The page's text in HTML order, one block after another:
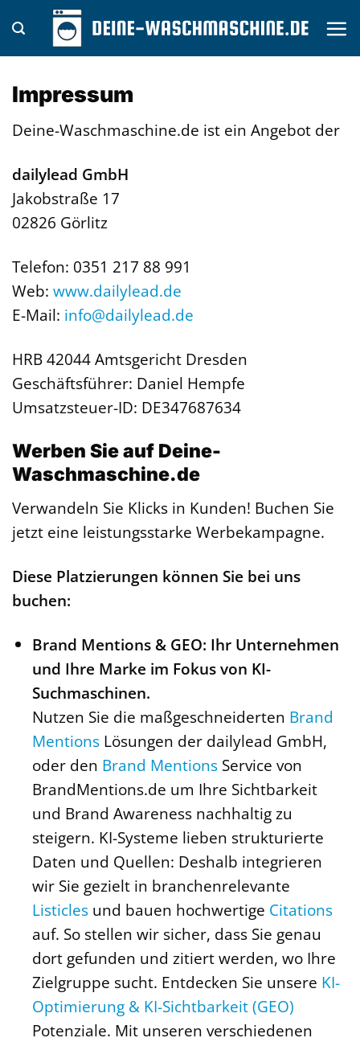
Inhalt
springen
Impressum
Deine-Waschmaschine.de ist ein Angebot der
dailylead GmbH
Jakobstraße 17
02826 Görlitz
Telefon: 0351 217 88 991
Web: www.dailylead.de
E-Mail: info@dailylead.de
HRB 42044 Amtsgericht Dresden
Geschäftsführer: Daniel Hempfe
Umsatzsteuer-ID: DE347687634
Werben Sie auf Deine-
Waschmaschine.de
Verwandeln Sie Klicks in Kunden! Buchen Sie
jetzt eine leistungsstarke Werbekampagne.
Diese Platzierungen können Sie bei uns
buchen:
Brand Mentions & GEO: Ihr Unternehmen
und Ihre Marke im Fokus von KI-
Suchmaschinen.
Nutzen Sie die maßgeschneiderten Brand
MentionsLösungen der dailylead GmbH,
oder den Brand MentionsService von
BrandMentions.de um Ihre Sichtbarkeit
und Brand Awareness nachhaltig zu
steigern. KI-Systeme lieben strukturierte
Daten und Quellen: Deshalb integrieren
wir Sie gezielt in branchenrelevante
Listiclesund bauen hochwertige Citations
auf. So stellen wir sicher, dass Sie genau
dort gefunden und zitiert werden, wo Ihre
Zielgruppe sucht. Entdecken Sie unsere KI-
Optimierung & KI-Sichtbarkeit (GEO)
Potenziale. Mit unseren verschiedenen